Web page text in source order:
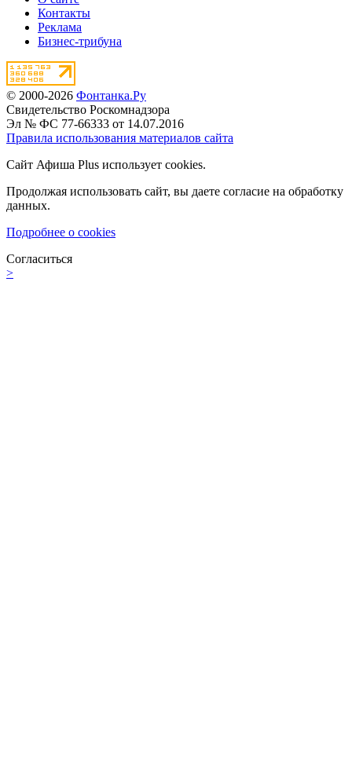
Контакты
Реклама
Бизнес-трибуна
© 2000-2026 Фонтанка.Ру
Свидетельство Роскомнадзора
Эл № ФС 77-66333 от 14.07.2016
Правила использования материалов сайта
Сайт Афиша Plus использует cookies.
Продолжая использовать сайт, вы даете согласие на обработку
данных.
Подробнее о cookies
Согласиться
>